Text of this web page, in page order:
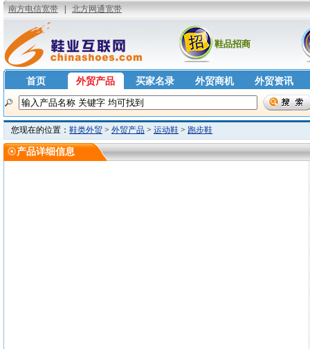
鞋品招商
首页 外贸产品 买家名录 外贸商机 外贸资讯
您现在的位置： 鞋类外贸 > 外贸产品 > 运动鞋 > 跑步鞋
产品详细信息